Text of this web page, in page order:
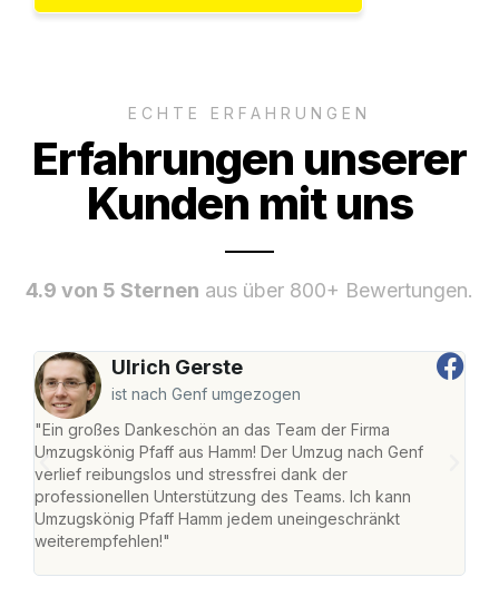
ECHTE ERFAHRUNGEN
Erfahrungen unserer
Kunden mit uns
4.9 von 5 Sternen aus über 800+ Bewertungen.
Ulrich Gerste
ist nach Genf umgezogen
"Ein großes Dankeschön an das Team der Firma
Umzugskönig Pfaff aus Hamm! Der Umzug nach Genf
verlief reibungslos und stressfrei dank der
professionellen Unterstützung des Teams. Ich kann
Umzugskönig Pfaff Hamm jedem uneingeschränkt
weiterempfehlen!"